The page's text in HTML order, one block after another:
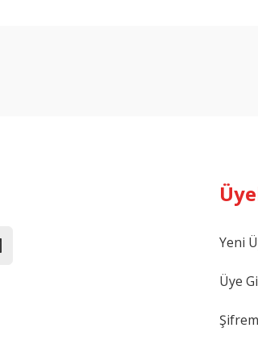
Yeni
Üye